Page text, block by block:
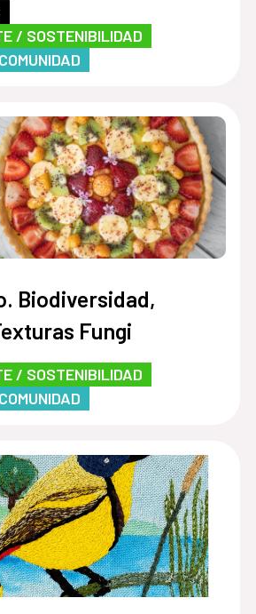
/ SOSTENIBILIDAD
Biodiversidad,
Fungi
/ SOSTENIBILIDAD